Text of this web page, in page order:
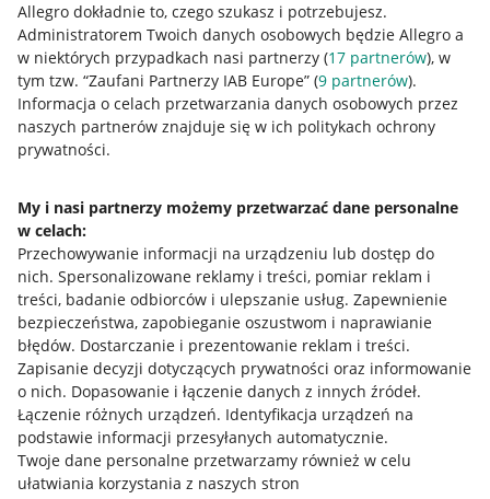
Allegro dokładnie to, czego szukasz i potrzebujesz.
Administratorem Twoich danych osobowych będzie Allegro a
w niektórych przypadkach nasi partnerzy (17 partnerów), w
tym tzw. “Zaufani Partnerzy IAB Europe” (9 partnerów).
Informacja o celach przetwarzania danych osobowych przez
naszych partnerów znajduje się w ich politykach ochrony
prywatności.
My i nasi partnerzy możemy przetwarzać dane personalne
w celach:
Przechowywanie informacji na urządzeniu lub dostęp do
nich. Spersonalizowane reklamy i treści, pomiar reklam i
treści, badanie odbiorców i ulepszanie usług. Zapewnienie
bezpieczeństwa, zapobieganie oszustwom i naprawianie
błędów. Dostarczanie i prezentowanie reklam i treści.
Zapisanie decyzji dotyczących prywatności oraz informowanie
o nich. Dopasowanie i łączenie danych z innych źródeł.
Łączenie różnych urządzeń. Identyfikacja urządzeń na
podstawie informacji przesyłanych automatycznie.
Twoje dane personalne przetwarzamy również w celu
ułatwiania korzystania z naszych stron
Przydatne informacje
Jak to działa
Allegro Gadane dla sprzedających
Allegro Gadane dla kupujących
Mapa miejscowości
Informacje prawne
Regulamin
Polityka plików "cookies"
Ustawienia plików "cookies"